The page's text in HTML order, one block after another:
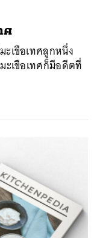
ศ
ะเขือเทศลูกหนึ่ง
ะเขือเทศก็มีอดีตที่